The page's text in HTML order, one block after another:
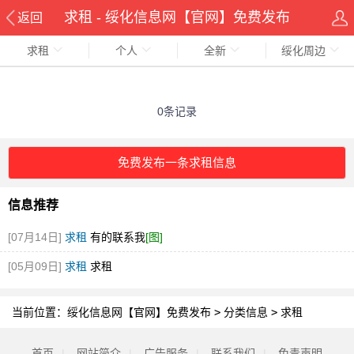
返回 求租 - 绥化信息网【官网】免费发布
求租 个人 全新 绥化周边
0条记录
免费发布一条求租信息
信息推荐
[07月14日] 求租 有的联系我[图]
[05月09日] 求租 求租
当前位置： 绥化信息网【官网】免费发布 > 分类信息 > 求租